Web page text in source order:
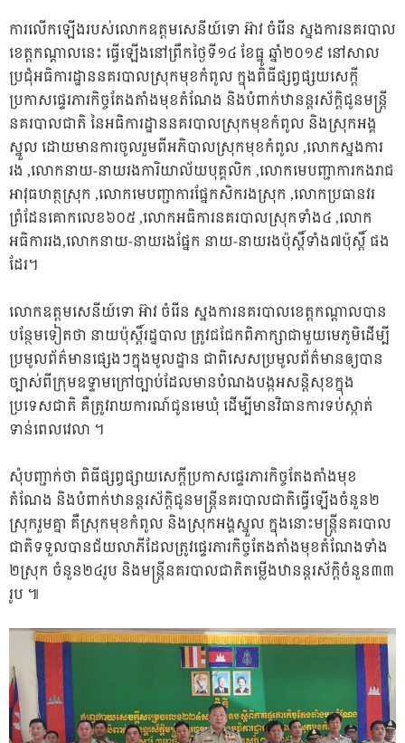
​ការ​លើក​ឡើង​របស់​លោក​ឧត្ដមសេនីយ៍ទោ​ អ៊ា​វ​ ចំរើន​ ស្នងការ​នគរបាល​
ខេត្ដកណ្ដាល​នេះ​ ធ្វើ​ឡើង​នៅ​ព្រឹក​ថ្ងៃ​ទី​១៤​ ខែធ្នូ​ ឆ្នាំ​២០១៩​ នៅ​សាល​
ប្រជុំ​អធិការដ្ឋាន​នគរបាល​ស្រុក​មុខកំពូល​ ក្នុង​ពិធី​ផ្សព្វផ្សយ​សេ​ក្តី​
ប្រកាស​ផ្ទេរ​ភារកិច្ច​តែងតាំង​មុខ​តំណែង​ និង​បំពាក់​ឋានន្ដរស័ក្ដិ​ជូន​មន្ដ្រី​
នគរបាល​ជាតិ​ នៃ​អធិការដ្ឋាន​នគរបាល​ស្រុក​មុខកំពូល​ និង​ស្រុក​អង្គ
ស្នួល​ ដោយ​មានការ​ចូលរួម​ពី​អភិបាលស្រុក​មុខកំពូល​ ,​លោកស្នងការ​
រង​ ,​លោកនាយ​-​នាយ​រង​ការិយាល័យ​បុគ្គលិក​ ,​លោក​មេបញ្ជាការ​កងរាជ
អាវុធហត្ថ​ស្រុក​ ,​លោក​មេបញ្ជាការ​ផ្នែក​សិ​ករង​ស្រុក​ ,​លោក​ប្រធាន​វរ​
ព្រំដែន​គោក​លេខ​៦០៥​ ,​លោក​អធិការ​នគរបាល​ស្រុក​ទាំង​៤​ ,​លោក​
អធិការរង​,​លោកនាយ​-​នាយ​រង​ផ្នែក​ នាយ​-​នាយ​រង​ប៉ុស្ដិ៍​ទាំង​៧​ប៉ុស្ដិ៍​ ផង​
ដែរ​។​
​លោក​ឧត្ដមសេនីយ៍ទោ​ អ៊ា​វ​ ចំរើន​ ស្នងការ​នគរបាល​ខេត្ដកណ្ដាល​បាន​
បន្ថែម​ទៀត​ថា​ នាយ​ប៉ុស្ដិ៍​រដ្ឋបាល​ ត្រូវ​ជជែក​ពិភាក្សា​ជាមួយ​មេ​ភូមិ​ដើម្បី​
ប្រមូល​ព័ត៌មាន​ផ្សេងៗ​ក្នុង​មូលដ្ឋាន​ ជា​ពិសេស​ប្រមូល​ព័ត៌មាន​ឲ្យ​បាន​
ច្បាស់​ពី​ក្រុម​ឧទ្ទាម​ក្រៅច្បាប់​ដែល​មាន​បំណង​បង្ក​អសន្ដិសុខ​ក្នុង​
ប្រទេស​ជាតិ​ គឺ​ត្រូវ​រាយការណ៍​ជូន​មេឃុំ​ ដើម្បី​មាន​វិធានការ​ទប់ស្កាត់​
ទាន់​ពេលវេលា​ ។​
​សុំ​បញ្ជាក់​ថា​ ពិធី​ផ្សព្វផ្សាយ​សេ​ក្តី​ប្រកាស​ផ្ទេរ​ភារកិច្ច​តែងតាំង​មុខ​
តំណែង​ និង​បំពាក់​ឋានន្ដរស័ក្ដិ​ជូន​មន្ដ្រី​នគរបាល​ជាតិ​ធ្វើ​ឡើង​ចំនួន​២​
ស្រុក​រួម​គ្នា​ គឺ​ស្រុក​មុខកំពូល​ និង​ស្រុក​អង្គស្នួល​ ក្នុង​នោះ​មន្ដ្រី​នគរបាល​
ជាតិ​ទទួល​បាន​ជ័យ​លា​ភី​ដែល​ត្រូវ​ផ្ទេរ​ភារកិច្ច​តែងតាំង​មុខ​តំណែង​ទាំង​
២​ស្រុក​ ចំនួន​២៤​រូប​ និង​មន្ដ្រី​នគរបាល​ជាតិ​តម្លើង​ឋានន្ដរស័ក្ដិ​ចំនួន​៣៣​
រូប​ ៕